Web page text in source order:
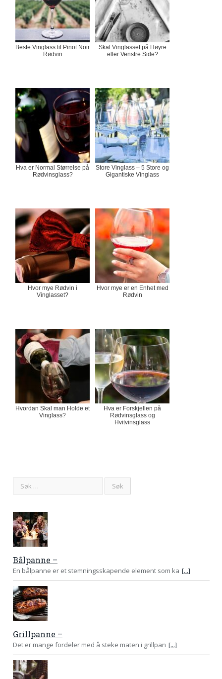
Beste Vinglass til Pinot Noir
Rødvin
Skal Vinglasset på Høyre
eller Venstre Side?
Hva er Normal Størrelse på
Rødvinsglass?
Store Vinglass – 5 Store og
Gigantiske Vinglass
Hvor mye Rødvin i
Vinglasset?
Hvor mye er en Enhet med
Rødvin
Hvordan Skal man Holde et
Vinglass?
Hva er Forskjellen på
Rødvinsglass og
Hvitvinsglass
Bålpanne –
En bålpanne er et stemningsskapende element som ka [...]
Grillpanne –
Det er mange fordeler med å steke maten i grillpan [...]